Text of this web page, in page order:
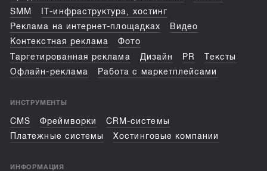
SMM
IT-инфраструктура, хостинг
Реклама на интернет-площадках
Видео
Контекстная реклама
Фото
Таргетированная реклама
Дизайн PR
Тексты
Офлайн-реклама
Работа с маркетплейсами
ИНСТРУМЕНТЫ
CMS Фреймворки
CRM-системы
Платежные системы
Хостинговые компании
ИНФОРМАЦИЯ